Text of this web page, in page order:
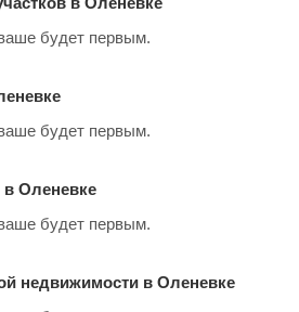
будет первым.
будет первым.
Оленевке
будет первым.
недвижимости в Оленевке